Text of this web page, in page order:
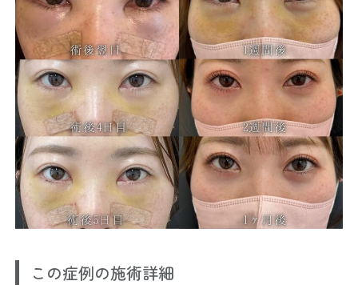
この症例の施術詳細